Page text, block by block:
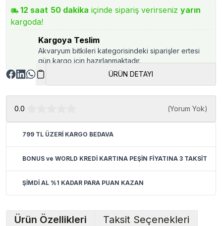
12 saat 50 dakika içinde sipariş verirseniz yarın
kargoda!
Kargoya Teslim
Akvaryum bitkileri kategorisindeki siparişler ertesi
gün kargo için hazırlanmaktadır.
ÜRÜN DETAYI
0.0 (Yorum Yok)
799 TL ÜZERİ KARGO BEDAVA
BONUS ve WORLD KREDİ KARTINA PEŞİN FİYATINA 3 TAKSİT
ŞİMDİ AL %1 KADAR PARA PUAN KAZAN
Ürün Özellikleri Taksit Seçenekleri